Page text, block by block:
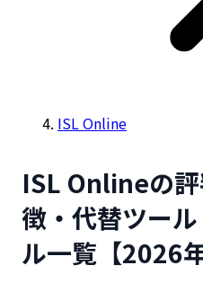
ISL Online
ISL Onlineの
徴・代替ツー
ル一覧【2026年